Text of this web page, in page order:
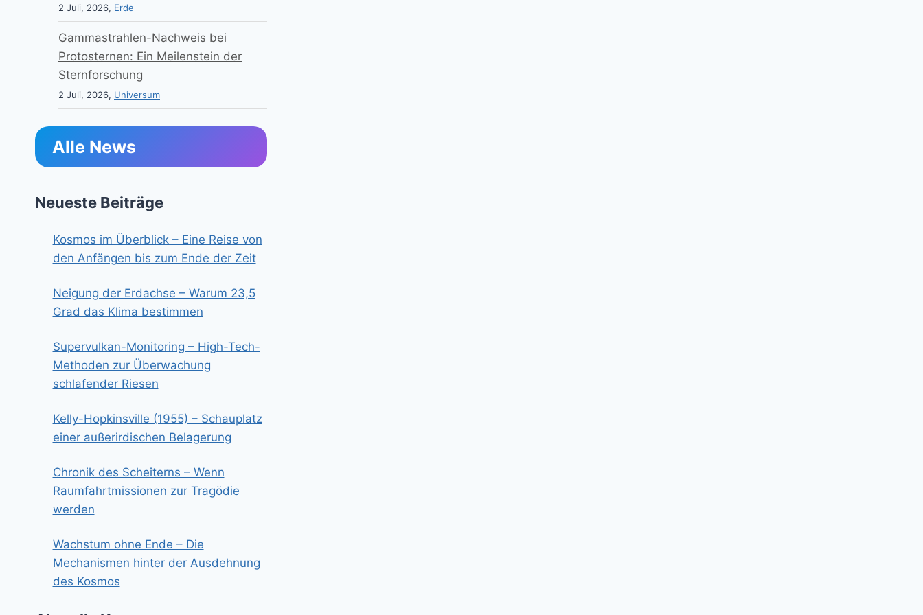
2 Juli, 2026, Erde
Gammastrahlen-Nachweis bei
Protosternen: Ein Meilenstein der
Sternforschung
2 Juli, 2026, Universum
Alle News
Neueste Beiträge
Kosmos im Überblick – Eine Reise von
den Anfängen bis zum Ende der Zeit
Neigung der Erdachse – Warum 23,5
Grad das Klima bestimmen
Supervulkan-Monitoring – High-Tech-
Methoden zur Überwachung
schlafender Riesen
Kelly-Hopkinsville (1955) – Schauplatz
einer außerirdischen Belagerung
Chronik des Scheiterns – Wenn
Raumfahrtmissionen zur Tragödie
werden
Wachstum ohne Ende – Die
Mechanismen hinter der Ausdehnung
des Kosmos